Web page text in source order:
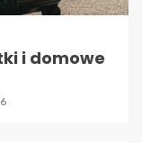
i domowe